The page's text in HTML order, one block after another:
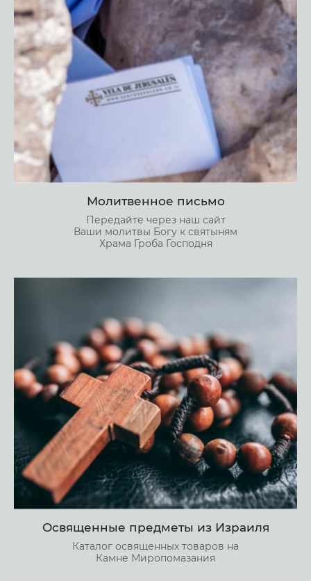
Молитвенное письмо
Передайте через наш сайт
Ваши молитвы Богу к святыням
Храма Гроба Господня
Освященные предметы из Израиля
Каталог освященных товаров на
Камне Миропомазания